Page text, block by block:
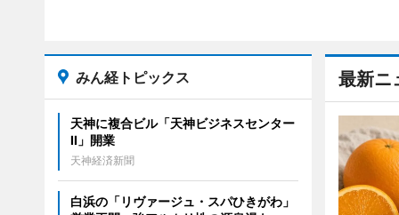
最新ニ
みん経トピックス
天神に複合ビル「天神ビジネスセンター
II」開業
天神経済新聞
白浜の「リヴァージュ・スパひきがわ」